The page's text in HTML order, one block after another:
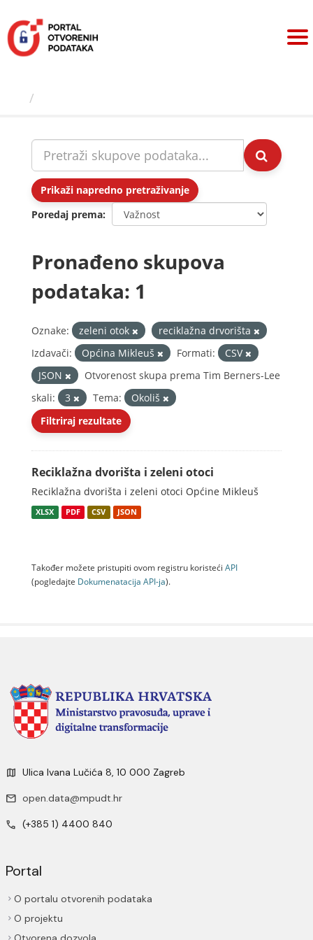
sadržaj
Prikaži napredno pretraživanje
Poredaj prema
Pronađeno skupova
podataka: 1
Oznake: zeleni otok
reciklažna drvorišta
Izdavači:
Općina Mikleuš Formati:
CSV
JSON
Otvorenost skupa prema Tim Berners-Lee
skali:
3 Tema:
Okoliš
Filtriraj rezultate
Reciklažna dvorišta i zeleni otoci
Reciklažna dvorišta i zeleni otoci Općine Mikleuš
XLSX PDF CSV JSON
Također možete pristupiti ovom registru koristeći API
(pogledajte Dokumenаtаcijа API-jа).